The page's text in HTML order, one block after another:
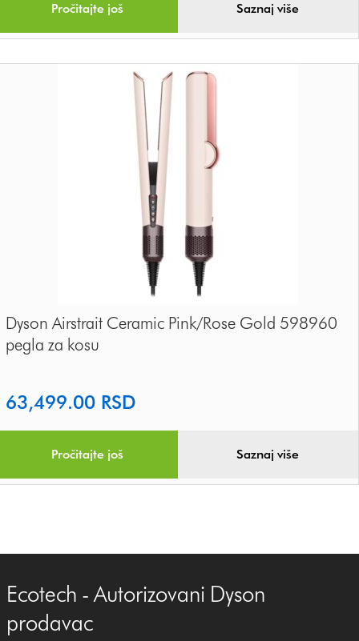
Pročitajte još Saznaj više
Dyson Airstrait Ceramic Pink/Rose Gold 598960
pegla za kosu
63,499.00 RSD
Pročitajte još Saznaj više
Ecotech - Autorizovani Dyson
prodavac